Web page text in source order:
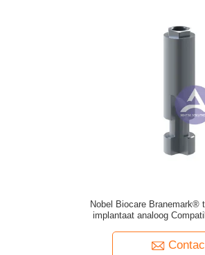
Nobel Biocare Branemark®
implantaat analoog